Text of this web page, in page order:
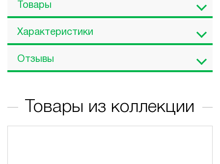
Товары
Характеристики
Отзывы
Товары из коллекции